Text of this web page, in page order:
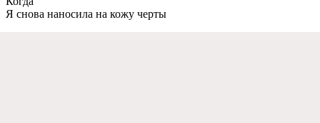
Я снова наносила на кожу чeрты